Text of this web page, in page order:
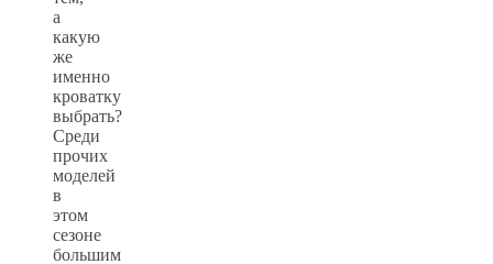
а
какую
же
именно
кроватку
выбрать?
Среди
прочих
моделей
в
этом
сезоне
большим